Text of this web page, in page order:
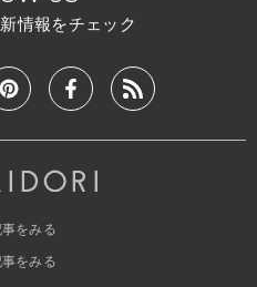
情報をチェック
をみる
をみる